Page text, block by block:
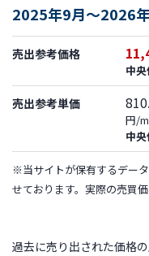
2025年9月～2026
売出参考価格
中央
売出参考単価
円/
中央
※当サイトが保有するデー
せております。実際の売買
過去に売り出された価格